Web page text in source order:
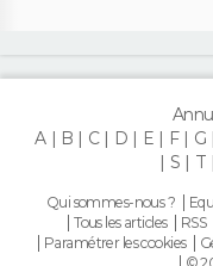
A
B C D E F G
S
T
Qui sommes-nous ?
Tous les articles
RSS
Paramétrer les cookies